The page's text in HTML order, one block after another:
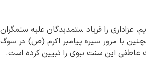
عزاداری را فریاد ستمدیدگان علیه ستمگران
با مرور سیره پیامبر اکرم (ص) در سوگ
این سنت نبوی را تبیین کرده است.